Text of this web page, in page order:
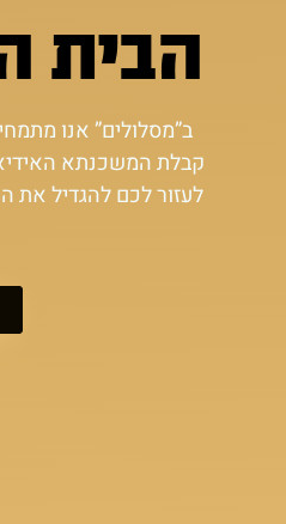
הבית
ב”מסלולים” אנו
קבלת המשכנתא
לעזור לכם להגדיל את